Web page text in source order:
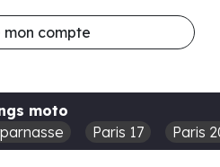
mon compte
moto
Paris 17 Paris